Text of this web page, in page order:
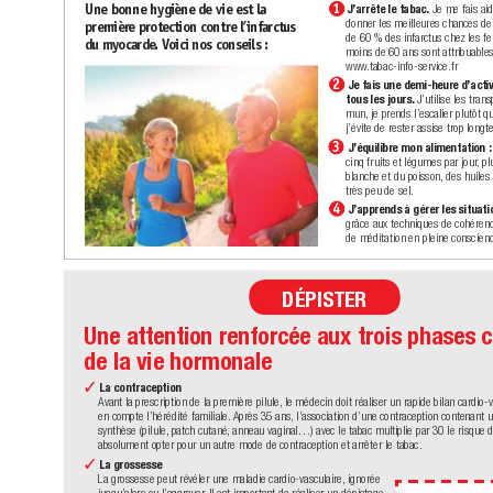
DÉPISTER
Une attention renforcée aux trois phases c
de la vie hormonale
✓ La contraception
Avant la prescription de la première pilule, le médecin doit réaliser un rapide bilan cardio-
en compte l’hérédité familiale. Après 35 ans, l’association d’une contraception
synthèse (pilule, patch cutané, anneau vaginal…) avec le tabac multiplie par 30 le risque
absolument opter pour un autre mode de contraception et arrêter le tabac.
✓ La grossesse
La grossesse peut révéler une maladie cardio-vasculaire, ignorée
1 J’arrête le tabac. Je me fais
donner les meilleures chances
de 60 % des infarctus chez les
moins de 60 ans sont
www.tabac-info-service.fr
2
Je fais une demi-heure
tous les jours. J’utilise les
mun, je prends l’escalier plutôt
j’évite de rester assise trop
3 J’équilibre mon alimentation :
cinq fruits et légumes par jour,
blanche et du poisson, des
très peu de sel.
4 J’apprends à gérer les
grâce aux techniques de
de méditation en pleine
Une bonne hygiène de vie est la
première protection contre l’infarctus
du myocarde. Voici nos conseils :